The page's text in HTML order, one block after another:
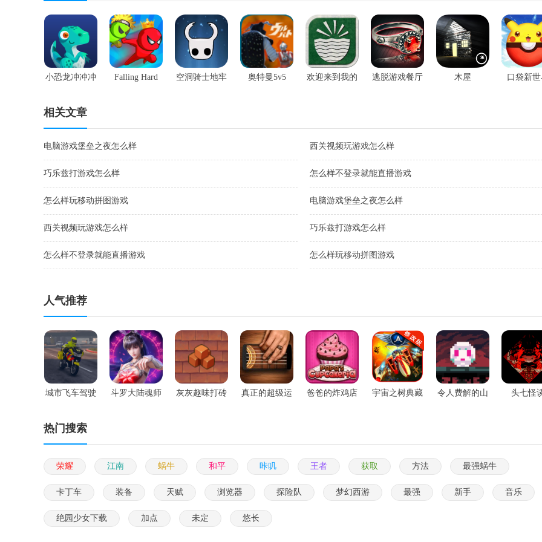
小恐龙冲冲冲 Falling Hard 空洞骑士地牢 奥特曼5v5 欢迎来到我的 逃脱游戏餐厅 木屋 口袋新
相关文章
电脑游戏堡垒之夜怎么样 西关视频玩游戏怎么样
巧乐兹打游戏怎么样 怎么样不登录就能直播游戏
怎么样玩移动拼图游戏 电脑游戏堡垒之夜怎么样
西关视频玩游戏怎么样 巧乐兹打游戏怎么样
怎么样不登录就能直播游戏 怎么样玩移动拼图游戏
人气推荐
城市飞车驾驶 斗罗大陆魂师 灰灰趣味打砖 真正的超级运 爸爸的炸鸡店 宇宙之树典藏 令人费解的山 头七怪
热门搜索
荣耀 江南 蜗牛 和平 咔叽 王者 获取 方法 最强蜗牛
卡丁车 装备 天赋 浏览器 探险队 梦幻西游 最强 新手 音乐
绝园少女下载 加点 未定 悠长